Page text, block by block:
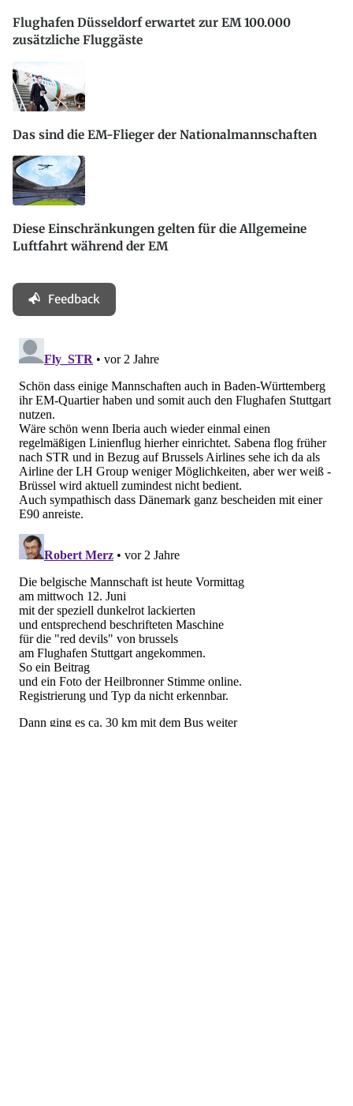
Flughafen Düsseldorf erwartet zur EM 100.000
zusätzliche Fluggäste
Das sind die EM-Flieger der Nationalmannschaften
Diese Einschränkungen gelten für die Allgemeine
Luftfahrt während der EM
Feedback